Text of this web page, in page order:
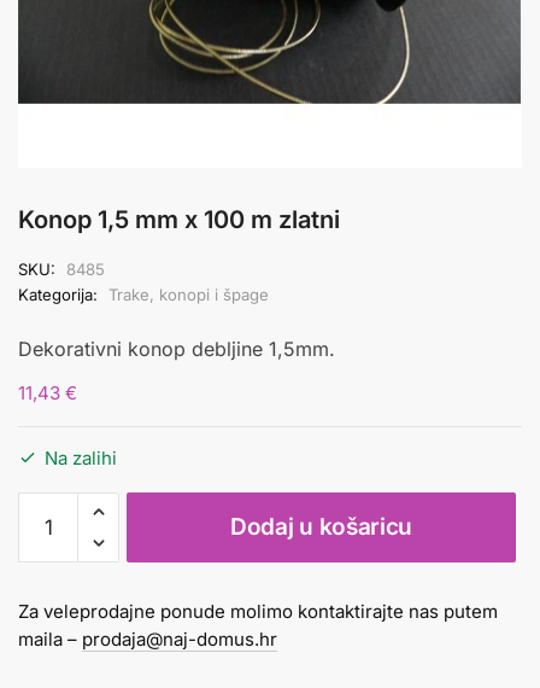
Konop 1,5 mm x 100 m zlatni
SKU:
8485
Kategorija:
Trake, konopi i špage
Dekorativni konop debljine 1,5mm.
11,43 €
Na zalihi
mm
100
m
Dodaj u košaricu
Za veleprodajne ponude molimo kontaktirajte nas putem
maila – prodaja@naj-domus.hr